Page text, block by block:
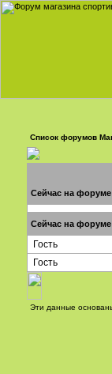
Список форумов
Сейчас на форуме
Сейчас на форуме
Гость
Гость
Эти данные